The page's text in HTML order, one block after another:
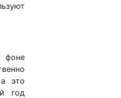
фоне
это
год